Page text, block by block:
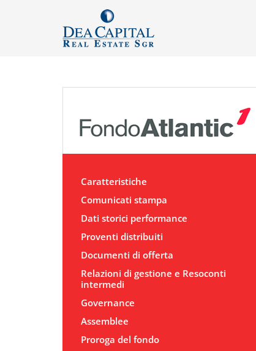
Caratteristiche
Comunicati stampa
Dati storici performance
Proventi distribuiti
Documenti di offerta
Relazioni di gestione e Resoconti
intermedi
Governance
Assemblee
Proroga del fondo